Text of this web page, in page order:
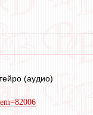
(аудио)